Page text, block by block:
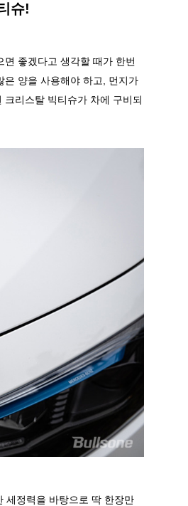
슈!
좋겠다고 생각할 때가 한번
은 양을 사용해야 하고
먼지가
크리스탈 빅티슈가 차에 구비되
세정력을 바탕으로 딱 한장만